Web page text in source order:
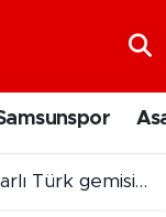
Samsun'a getirildi